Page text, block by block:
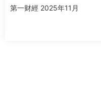
第一财經 2025年11月